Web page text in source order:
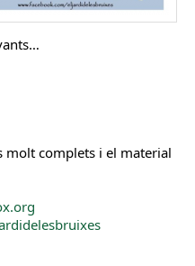
molt complets i el material